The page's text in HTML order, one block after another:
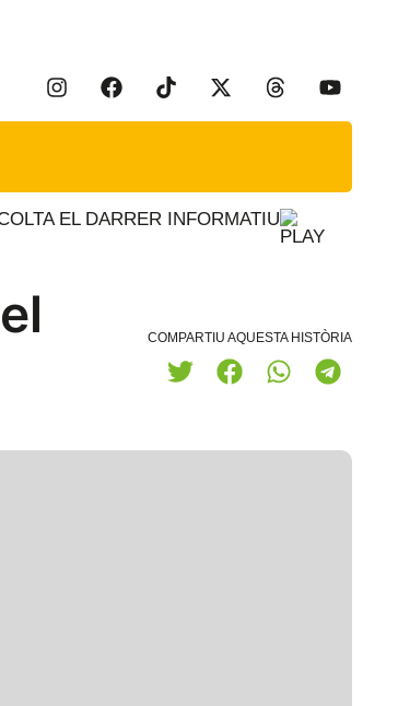
EL DARRER INFORMATIU
COMPARTIU AQUESTA HISTÒRIA